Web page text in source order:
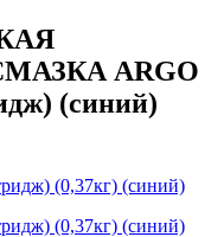
ARGO
(синий)